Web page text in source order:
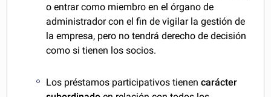
o entrar como miembro en el órgano de
administrador con el fin de vigilar la gestión de
la empresa, pero no tendrá derecho de decisión
como si tienen los socios.
Los préstamos participativos tienen carácter